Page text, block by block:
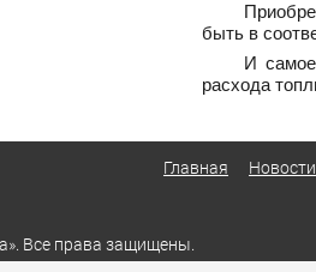
быть в
И
расхода
Главная Новости
Все права защищены.